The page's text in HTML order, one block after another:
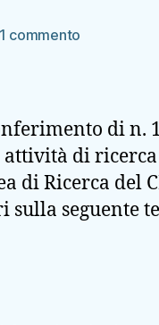
1 commento
assegno
di
ricerca
–
n°
di n.
attività di
di Ricerca del
sulla seguente